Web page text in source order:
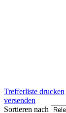
Trefferliste drucken
versenden
Sortieren nach